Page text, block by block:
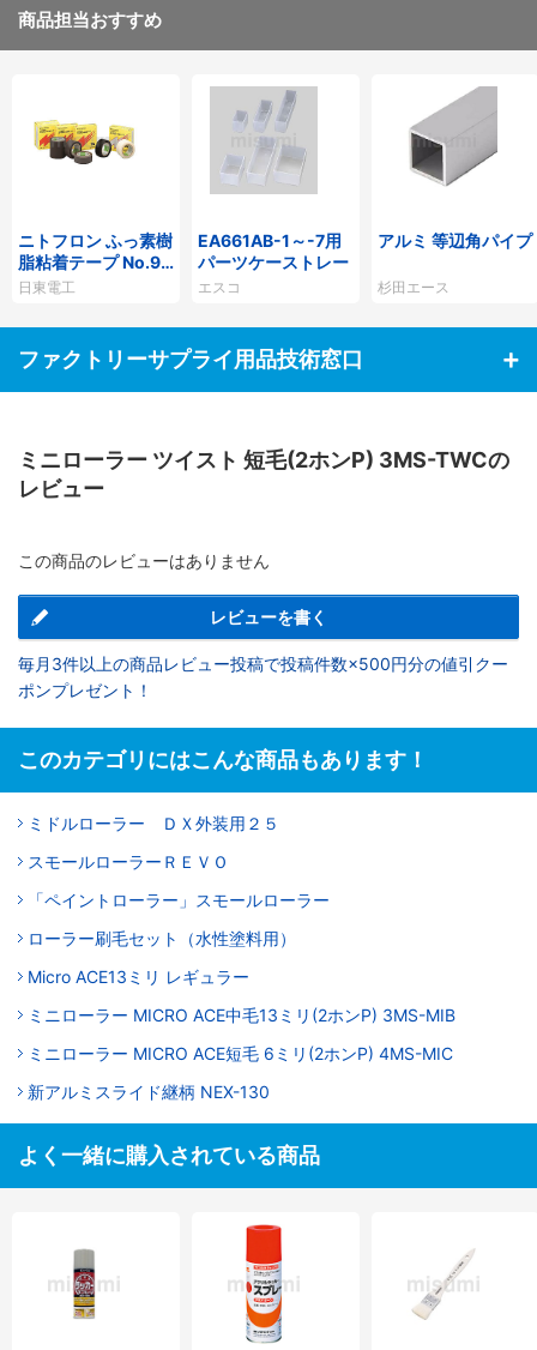
商品担当おすすめ
ニトフロン ふっ素樹
脂粘着テープ No.90
3UL
日東電工
EA661AB-1～-7用
パーツケーストレー
エスコ
アルミ 等辺角パイプ
杉田エース
ファクトリーサプライ用品技術窓口
ミニローラー ツイスト 短毛(2ホンP) 3MS-TWCの
レビュー
この商品のレビューはありません
レビューを書く
毎月3件以上の商品レビュー投稿で投稿件数×500円分の値引クー
ポンプレゼント！
このカテゴリにはこんな商品もあります！
ミドルローラー ＤＸ外装用２５
スモールローラーＲＥＶＯ
「ペイントローラー」スモールローラー
ローラー刷毛セット（水性塗料用）
Micro ACE13ミリ レギュラー
ミニローラー MICRO ACE中毛13ミリ(2ホンP) 3MS-MIB
ミニローラー MICRO ACE短毛 6ミリ(2ホンP) 4MS-MIC
新アルミスライド継柄 NEX-130
よく一緒に購入されている商品